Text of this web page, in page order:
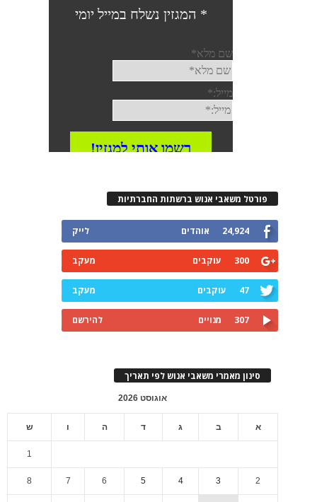
פורטל משאבי אנוש ברשתות החברתיות
24,924 אוהדים לייק
300 עוקבים מעקב
47 עוקבים מעקב
307 מנויים להירשם
סינון מאמרי משאבי אנוש לפי תאריך
אוגוסט 2026
א ב ג ד ה ו ש
1
2
3
4
5
6
7
8